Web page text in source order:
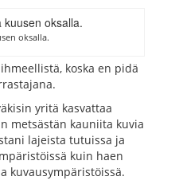
oksalla.
koska en pidä
yritä kasvattaa
metsästän kauniita kuvia
lajeista tutuissa ja
kuin haen
kuvausympäristöissä.